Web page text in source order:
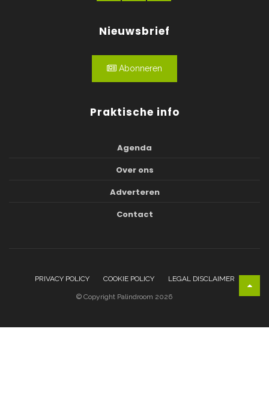
Nieuwsbrief
Abonneren
Praktische info
Agenda
Over ons
Adverteren
Contact
PRIVACY POLICY COOKIE POLICY LEGAL DISCLAIMER
© Copyright Palindroom 2026